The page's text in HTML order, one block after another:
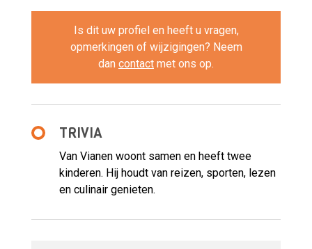
Is dit uw profiel en heeft u vragen,
opmerkingen of wijzigingen? Neem
dan contact met ons op.
TRIVIA
Van Vianen woont samen en heeft twee
kinderen. Hij houdt van reizen, sporten, lezen
en culinair genieten.